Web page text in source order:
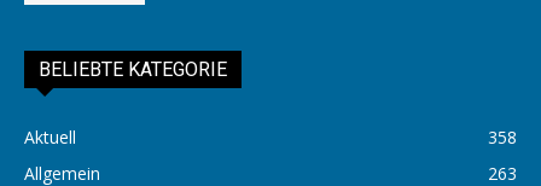
BELIEBTE KATEGORIE
Aktuell
358
Allgemein
263